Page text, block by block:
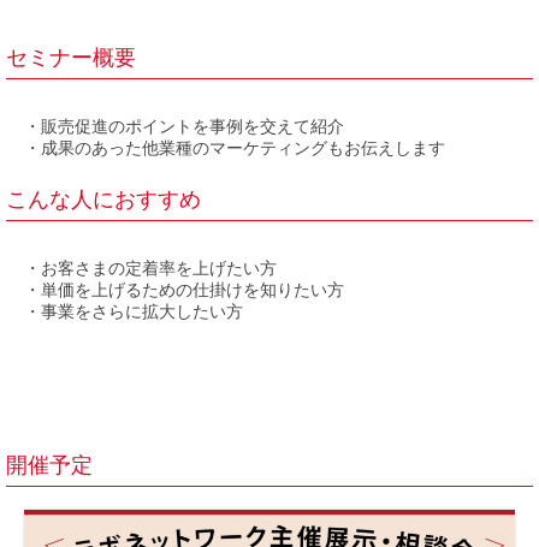
セミナー概要
・販売促進のポイントを事例を交えて紹介
・成果のあった他業種のマーケティングもお伝えします
こんな人におすすめ
・お客さまの定着率を上げたい方
・単価を上げるための仕掛けを知りたい方
・事業をさらに拡大したい方
開催予定